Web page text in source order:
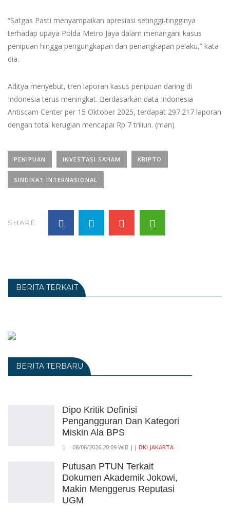
“Satgas Pasti menyampaikan apresiasi setinggi-tingginya
terhadap upaya Polda Metro Jaya dalam menangani kasus
penipuan hingga pengungkapan dan penangkapan pelaku,” kata
dia.
Aditya menyebut, tren laporan kasus penipuan daring di
Indonesia terus meningkat. Berdasarkan data Indonesia
Antiscam Center per 15 Oktober 2025, terdapat 297.217 laporan
dengan total kerugian mencapai Rp 7 triliun. (man)
PENIPUAN INVESTASI SAHAM KRIPTO
SINDIKAT INTERNASIONAL
SHARE:
BERITA TERKAIT
BERITA TERBARU
Dipo Kritik Definisi
Pengangguran Dan Kategori
Miskin Ala BPS
08/08/2026 20:09 WIB || DKI JAKARTA
Putusan PTUN Terkait
Dokumen Akademik Jokowi,
Makin Menggerus Reputasi
UGM